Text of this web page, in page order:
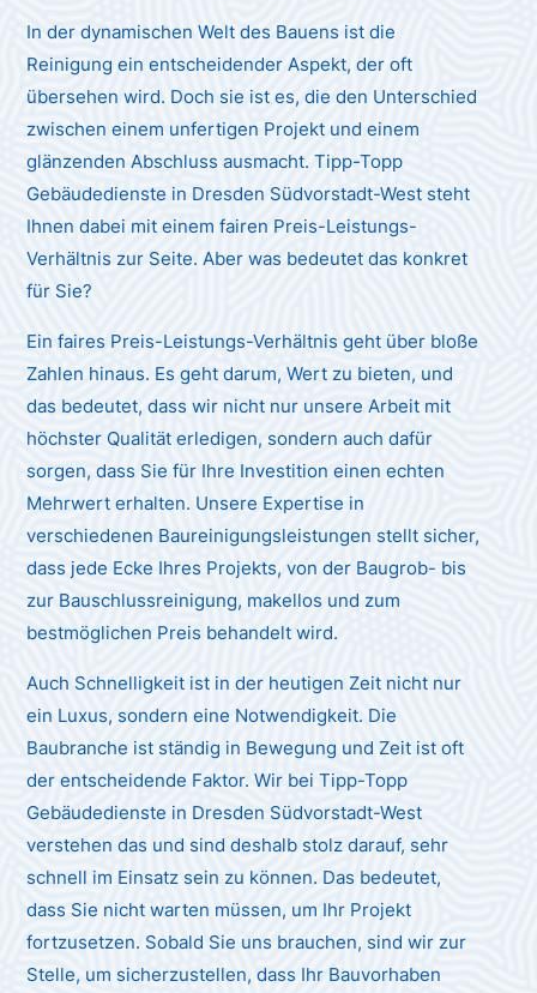
In der dynamischen Welt des Bauens ist die
Reinigung ein entscheidender Aspekt, der oft
übersehen wird. Doch sie ist es, die den Unterschied
zwischen einem unfertigen Projekt und einem
glänzenden Abschluss ausmacht. Tipp-Topp
Gebäudedienste in Dresden Südvorstadt-West steht
Ihnen dabei mit einem fairen Preis-Leistungs-
Verhältnis zur Seite. Aber was bedeutet das konkret
für Sie?
Ein faires Preis-Leistungs-Verhältnis geht über bloße
Zahlen hinaus. Es geht darum, Wert zu bieten, und
das bedeutet, dass wir nicht nur unsere Arbeit mit
höchster Qualität erledigen, sondern auch dafür
sorgen, dass Sie für Ihre Investition einen echten
Mehrwert erhalten. Unsere Expertise in
verschiedenen Baureinigungsleistungen stellt sicher,
dass jede Ecke Ihres Projekts, von der Baugrob- bis
zur Bauschlussreinigung, makellos und zum
bestmöglichen Preis behandelt wird.
Auch Schnelligkeit ist in der heutigen Zeit nicht nur
ein Luxus, sondern eine Notwendigkeit. Die
Baubranche ist ständig in Bewegung und Zeit ist oft
der entscheidende Faktor. Wir bei Tipp-Topp
Gebäudedienste in Dresden Südvorstadt-West
verstehen das und sind deshalb stolz darauf, sehr
schnell im Einsatz sein zu können. Das bedeutet,
dass Sie nicht warten müssen, um Ihr Projekt
fortzusetzen. Sobald Sie uns brauchen, sind wir zur
Stelle, um sicherzustellen, dass Ihr Bauvorhaben